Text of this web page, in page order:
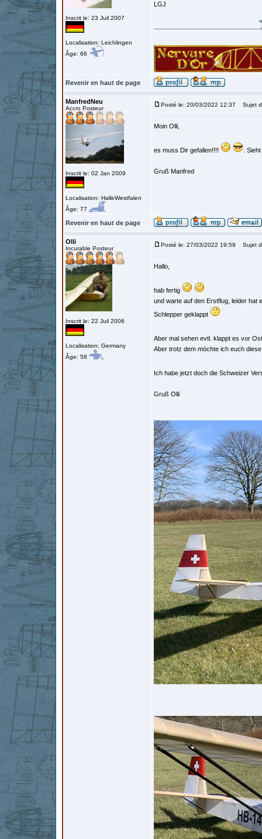
Inscrit le: 23 Juil 2007
Localisation: Leichlingen
Âge: 66
LGJ
Revenir en haut de page
ManfredNeu
Accro Posteur
Inscrit le: 02 Jan 2009
Localisation: HalleWestfalen
Âge: 77
Posté le: 20/03/2022 12:37 Sujet
Moin Olli,
es muss Dir gefallen!!!! .
Gruß Manfred
Revenir en haut de page
Olli
Incurable Posteur
Inscrit le: 22 Juil 2006
Localisation: Germany
Âge: 58
Posté le: 27/03/2022 19:59 Sujet
Hallo,
hab fertig
und warte auf den Erstflug, leider hat
Schlepper geklappt
Aber mal sehen evtl. klappt es vor
Aber trotz dem möchte ich euch
Ich habe jetzt doch die Schweizer
Gruß Olli